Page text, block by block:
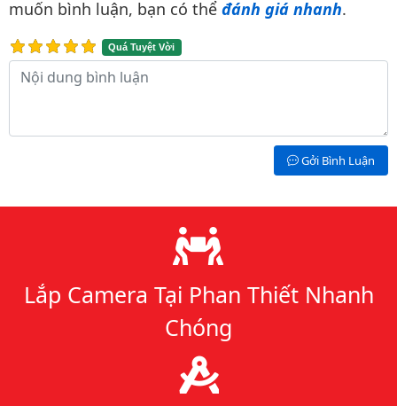
muốn bình luận, bạn có thể đánh giá nhanh.
Quá Tuyệt Vời
Nội dung bình luận
Gởi Bình Luận
Lý do chọn chúng tôi
Lắp Camera Tại Phan Thiết Nhanh
Chóng